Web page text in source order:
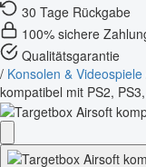
30 Tage Rückgabe
100% sichere
Qualitätsgarantie
/ Konsolen & Videospiele
kompatibel mit PS2,